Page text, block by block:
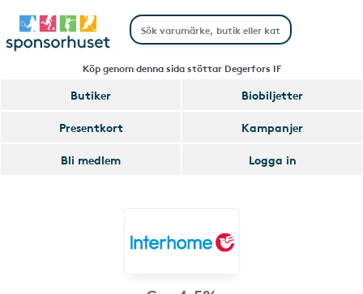
Köp genom denna sida stöttar Degerfors IF
Butiker
Biobiljetter
Presentkort
Kampanjer
Bli medlem
Logga in